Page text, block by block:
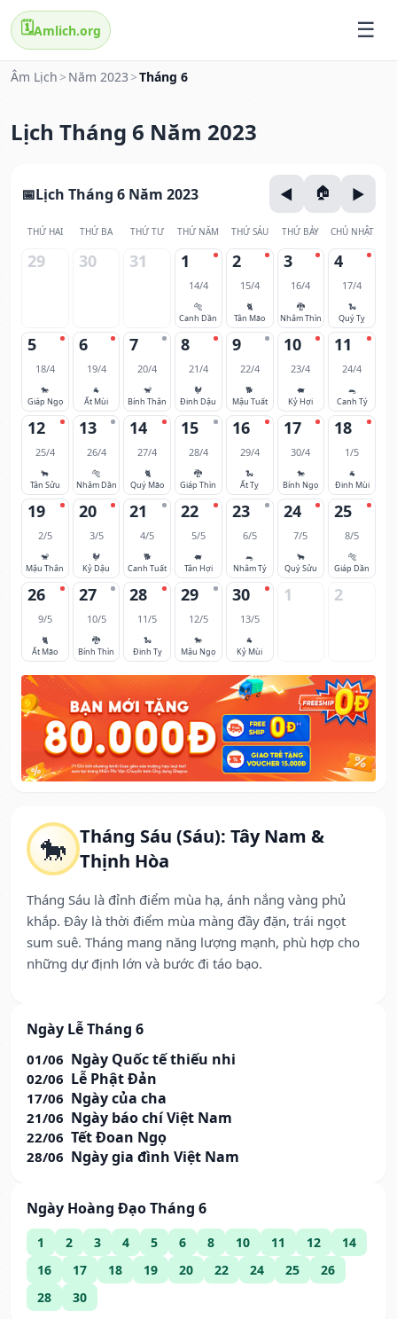
🗓️Amlich.org
Âm Lịch > Năm 2023 >Tháng 6
Lịch Tháng 6 Năm 2023
🐎 Tháng Sáu (Sáu): Tây Nam &
Thịnh Hòa
Tháng Sáu là đỉnh điểm mùa hạ, ánh nắng vàng phủ
khắp. Đây là thời điểm mùa màng đầy đặn, trái ngọt
sum suê. Tháng mang năng lượng mạnh, phù hợp cho
những dự định lớn và bước đi táo bạo.
Ngày Lễ Tháng 6
01/06 Ngày Quốc tế thiếu nhi
02/06 Lễ Phật Đản
17/06 Ngày của cha
21/06 Ngày báo chí Việt Nam
22/06 Tết Đoan Ngọ
28/06 Ngày gia đình Việt Nam
Ngày Hoàng Đạo Tháng 6
1 2 3 4 5 6 8 10 11 12
14
16
17 18 19 20 22 24 25
26
28
30
Lịch Tháng 6 Năm 2023
THỨ HAI THỨ BA THỨ TƯ THỨ NĂM THỨ SÁU THỨ BẢY CHỦ NHẬT
29 30 31 1
14/4
🐅
Canh Dần
2
15/4
🐈
Tân Mão
3
16/4
🐉
Nhâm Thìn
4
17/4
🐍
Quý Tỵ
5
18/4
🐎
Giáp Ngọ
6
19/4
🐐
Ất Mùi
7
20/4
🐒
Bính Thân
8
21/4
🐓
Đinh Dậu
9
22/4
🐕
Mậu Tuất
10
23/4
🐖
Kỷ Hợi
11
24/4
🐀
Canh Tý
12
25/4
🐂
Tân Sửu
13
26/4
🐅
Nhâm Dần
14
27/4
🐈
Quý Mão
15
28/4
🐉
Giáp Thìn
16
29/4
🐍
Ất Tỵ
17
30/4
🐎
Bính Ngọ
18
1/5
🐐
Đinh Mùi
19
2/5
🐒
Mậu Thân
20
3/5
🐓
Kỷ Dậu
21
4/5
🐕
Canh Tuất
22
5/5
🐖
Tân Hợi
23
6/5
🐀
Nhâm Tý
24
7/5
🐂
Quý Sửu
25
8/5
🐅
Giáp Dần
26
9/5
🐈
Ất Mão
27
10/5
🐉
Bính Thìn
28
11/5
🐍
Đinh Tỵ
29
12/5
🐎
Mậu Ngọ
30
13/5
🐐
Kỷ Mùi
1 2